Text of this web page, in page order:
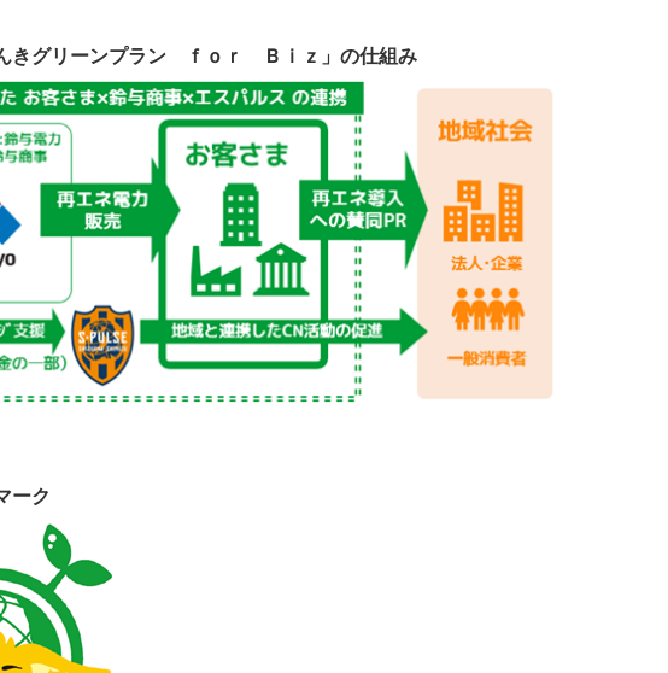
きグリーンプラン ｆｏｒ Ｂｉｚ」の仕組み
ーク